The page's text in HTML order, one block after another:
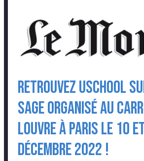
Retrouvez USCHOOL
SAGE organisé au
Louvre à Paris le 10
décembre 2022 !